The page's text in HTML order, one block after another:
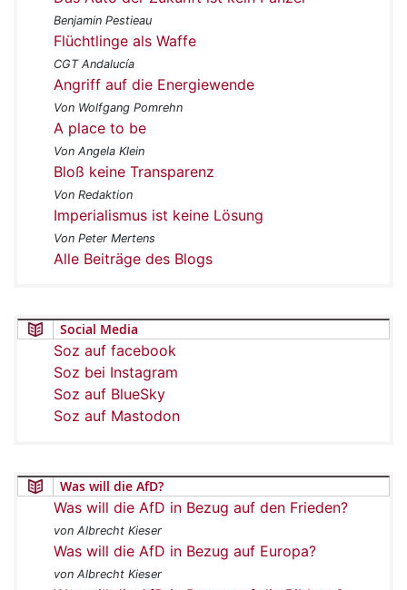
Benjamin Pestieau
Flüchtlinge als Waffe
CGT Andalucía
Angriff auf die Energiewende
Von Wolfgang Pomrehn
A place to be
Von Angela Klein
Bloß keine Transparenz
Von Redaktion
Imperialismus ist keine Lösung
Von Peter Mertens
Alle Beiträge des Blogs
Social Media
Soz auf facebook
Soz bei Instagram
Soz auf BlueSky
Soz auf Mastodon
Was will die AfD?
Was will die AfD in Bezug auf den Frieden?
von Albrecht Kieser
Was will die AfD in Bezug auf Europa?
von Albrecht Kieser